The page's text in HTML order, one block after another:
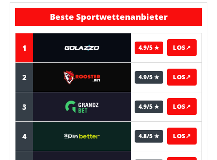
Beste Sportwettenanbieter
1 4.9/5 ★ LOS↗
2 4.9/5 ★ LOS↗
3 4.9/5 ★ LOS↗
4 4.8/5 ★ LOS↗